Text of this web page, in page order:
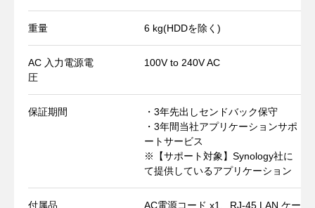
重量 6 kg(HDDを除く)
AC 入力電源電
圧
100V to 240V AC
保証期間
・3年先出しセンドバック保守
・3年間当社アプリケーションサポ
ートサービス
※【サポート対象】Synology社に
て提供しているアプリケーション
付属品 AC電源コード x1、RJ-45 LAN ケー